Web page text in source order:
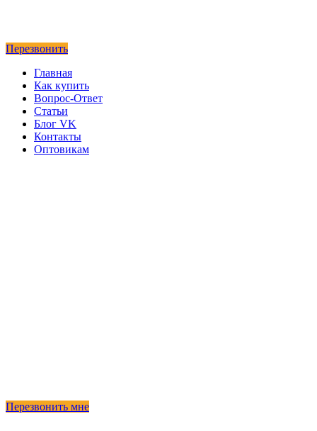
Перезвонить
Главная
Как купить
Вопрос-Ответ
Статьи
Блог VK
Контакты
Оптовикам
Перезвонить мне